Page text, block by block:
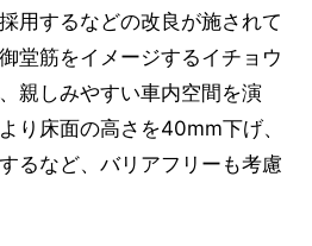
用するなどの改良が施されて
堂筋をイメージするイチョウ
親しみやすい車内空間を演
り床面の高さを40mm下げ、
るなど、バリアフリーも考慮